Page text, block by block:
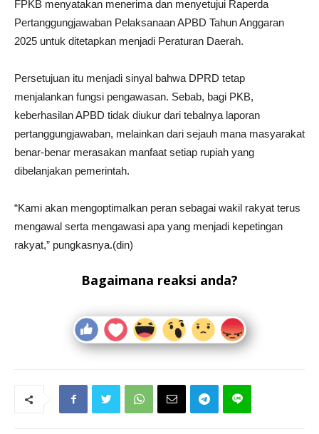
FPKB menyatakan menerima dan menyetujui Raperda
Pertanggungjawaban Pelaksanaan APBD Tahun Anggaran
2025 untuk ditetapkan menjadi Peraturan Daerah.
Persetujuan itu menjadi sinyal bahwa DPRD tetap
menjalankan fungsi pengawasan. Sebab, bagi PKB,
keberhasilan APBD tidak diukur dari tebalnya laporan
pertanggungjawaban, melainkan dari sejauh mana masyarakat
benar-benar merasakan manfaat setiap rupiah yang
dibelanjakan pemerintah.
“Kami akan mengoptimalkan peran sebagai wakil rakyat terus
mengawal serta mengawasi apa yang menjadi kepetingan
rakyat,” pungkasnya.(din)
Bagaimana reaksi anda?